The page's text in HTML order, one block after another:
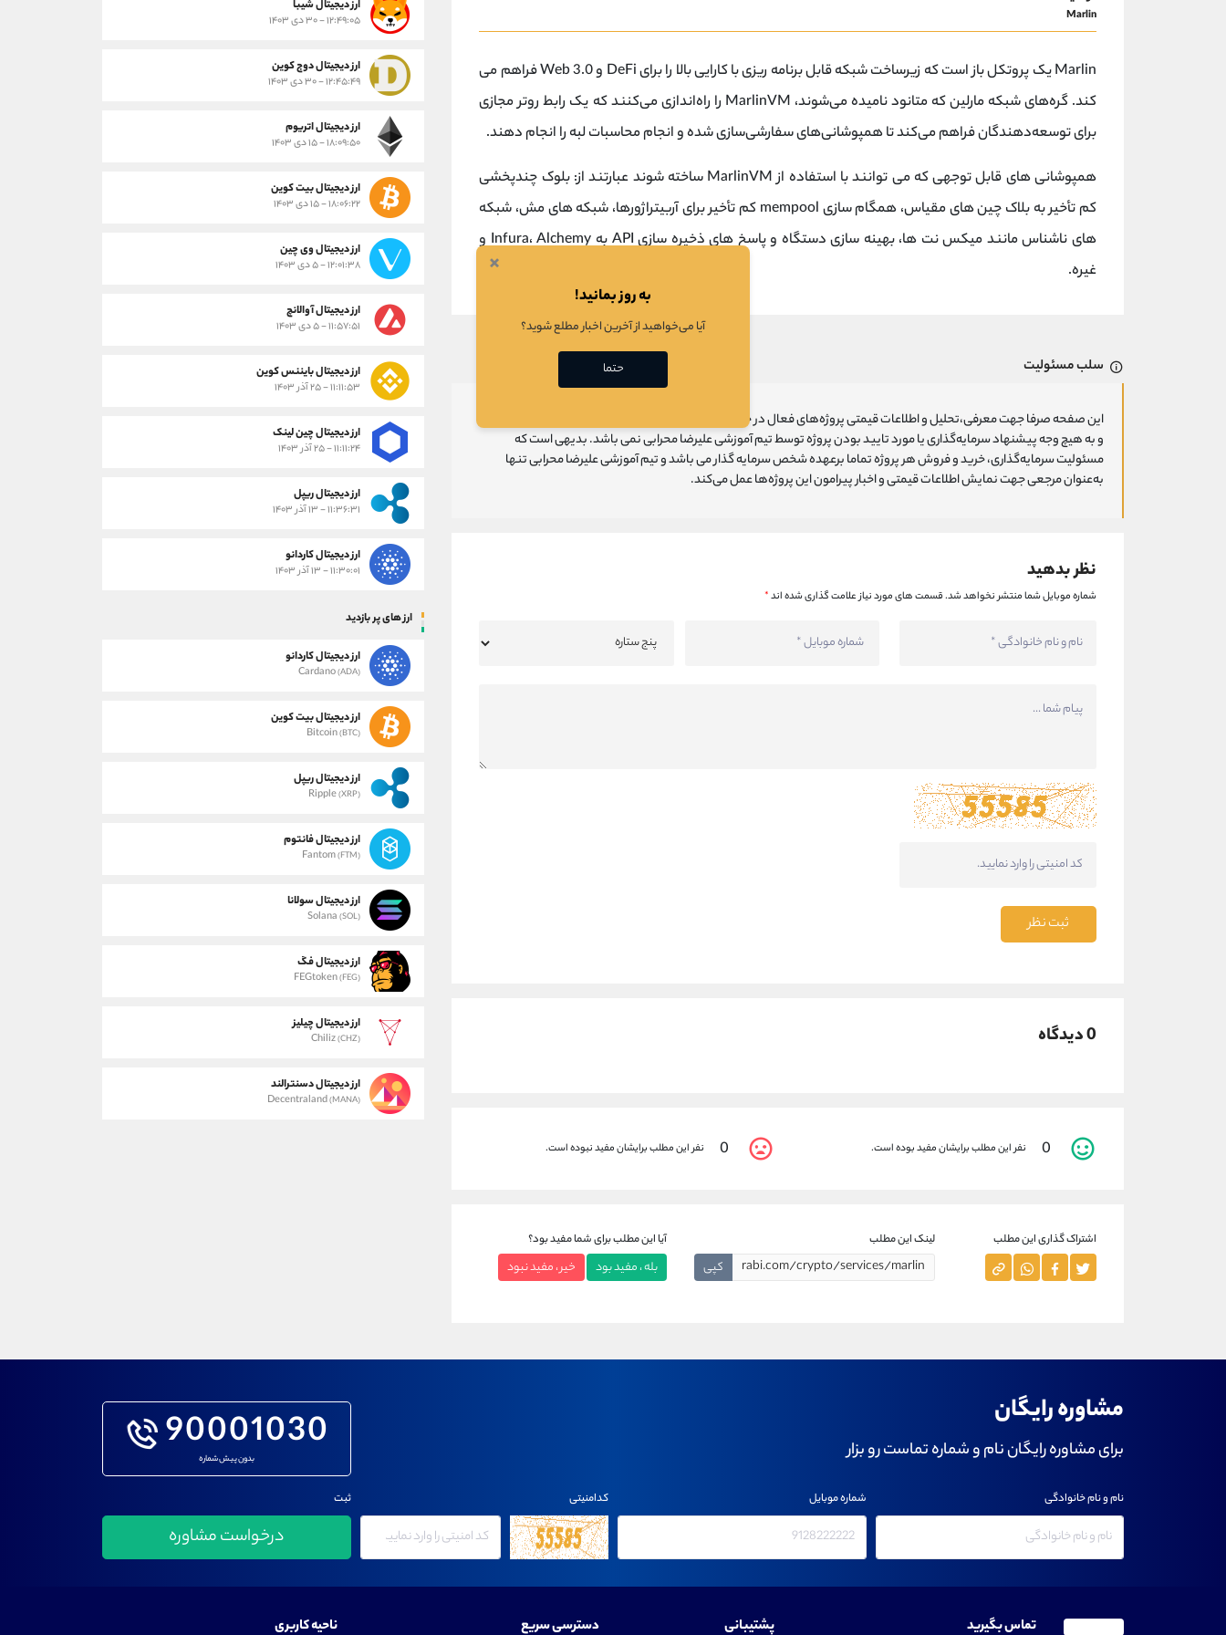
Marlin
Marlin یک پروتکل باز است که زیرساخت شبکه قابل برنامه ریزی با کارایی بالا را برای DeFi و Web 3.0 فراهم می
کند. گره‌های شبکه مارلین که متانود نامیده می‌شوند، MarlinVM را راه‌اندازی می‌کنند که یک رابط روتر مجازی
برای توسعه‌دهندگان فراهم می‌کند تا همپوشانی‌های سفارشی‌سازی شده و انجام محاسبات لبه را انجام دهند.
همپوشانی های قابل توجهی که می توانند با استفاده از MarlinVM ساخته شوند عبارتند از: بلوک چندپخشی
کم تأخیر به بلاک چین های مقیاس، همگام سازی mempool کم تأخیر برای آربیتراژورها، شبکه های مش، شبکه
های ناشناس مانند میکس نت ها، بهینه سازی دستگاه و پاسخ های ذخیره سازی API به Infura، Alchemy و
غیره.
سلب مسئولیت
این صفحه صرفا جهت معرفی،تحلیل و اطلاعات قیمتی پروژه‌های فعال در حوزه ارزهای دیجیتال می باشد.
و به هیچ وجه پیشنهاد سرمایه‌گذاری یا مورد تایید بودن پروژه توسط تیم آموزشی علیرضا محرابی نمی باشد. بدیهی است که
مسئولیت سرمایه‌گذاری، خرید و فروش هر پروژه تماما برعهده شخص سرمایه گذار می باشد و تیم آموزشی علیرضا محرابی تنها
به‌عنوان مرجعی جهت نمایش اطلاعات قیمتی و اخبار پیرامون این پروژه‌‌ها عمل می‌کند.
نظر بدهید
شماره موبایل شما منتشر نخواهد شد.قسمت های مورد نیاز علامت گذاری شده اند*
ثبت نظر
0 دیدگاه
0 نفر این مطلب برایشان مفید بوده است. 0 نفر این مطلب برایشان مفید نبوده است.
اشتراک گذاری این مطلب لینک این مطلب
کپی
آیا این مطلب برای شما مفید بود؟
بله ، مفید بود خیر ، مفید نبود
ارز ديجيتال شیبا
۱۲:۴۹:۰۵ - ۳۰ دی ۱۴۰۳
ارز دیجیتال دوج کوین
۱۲:۴۵:۴۹ - ۳۰ دی ۱۴۰۳
ارز دیجیتال اتریوم
۱۸:۰۹:۵۰ - ۱۵ دی ۱۴۰۳
ارز دیجیتال بیت کوین
۱۸:۰۶:۲۲ - ۱۵ دی ۱۴۰۳
ارز دیجیتال وی چین
۱۲:۰۱:۳۸ - ۵ دی ۱۴۰۳
ارز دیجیتال آوالانچ
۱۱:۵۷:۵۱ - ۵ دی ۱۴۰۳
ارز دیجیتال بایننس کوین
۱۱:۱۱:۵۳ - ۲۵ آذر ۱۴۰۳
ارز دیجیتال چین لینک
۱۱:۱۱:۲۴ - ۲۵ آذر ۱۴۰۳
ارز دیجیتال ریپل
۱۱:۳۶:۳۱ - ۱۳ آذر ۱۴۰۳
ارز دیجیتال کاردانو
۱۱:۳۰:۰۱ - ۱۳ آذر ۱۴۰۳
ارز های پر بازدید
ارز دیجیتال کاردانو
Cardano(ADA)
ارز دیجیتال بیت کوین
Bitcoin(BTC)
ارز دیجیتال ریپل
Ripple(XRP)
ارز دیجیتال فانتوم
Fantom(FTM)
ارز دیجیتال سولانا
Solana (SOL)
ارز دیجیتال فگ
FEGtoken(FEG)
ارز دیجیتال چیلیز
Chiliz(CHZ)
ارز دیجیتال دسنترالند
Decentraland(MANA)
مشاوره رایگان
برای مشاوره رایگان نام و شماره تماست رو بزار 90001030
بدون پیش شماره
نام و نام خانوادگی شماره موبایل کدامنیتی ثبت
تماس بگیرید پشتیبانی دسترسی سریع ناحیه کاربری
×
به روز بمانید!
آیا می‌خواهید از آخرین اخبار مطلع شوید؟
حتما